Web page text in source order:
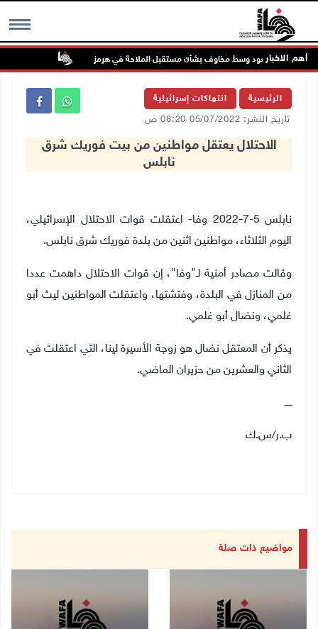
MENU أهم الاخبار
تواصل الصعود وسط مخاوف بشأن مستقبل الملاحة في هرمز
الرئيسية انتهاكات إسرائيلية
تاريخ النشر: 05/07/2022 08:20 ص
الاحتلال يعتقل مواطنين من بيت فوريك شرق
نابلس
نابلس 5-7-2022 وفا- اعتقلت قوات الاحتلال الإسرائيلي،
اليوم الثلاثاء، مواطنين اثنين من بلدة فوريك شرق نابلس.
وقالت مصادر أمنية لـ"وفا"، إن قوات الاحتلال داهمت عددا
من المنازل في البلدة، وفتشتها، واعتقلت المواطنين ليث أبو
غلمي، ونضال أبو غلمي.
يذكر أن المعتقل نضال هو زوجة الأسيرة لينا، التي اعتقلت في
الثاني والعشرين من حزيران الماضي.
ـــــ
ب.ر/س.ك
مواضيع ذات صلة